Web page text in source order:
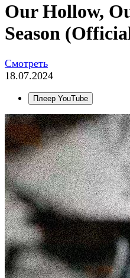
Our Hollow,
Season
Смотреть
18.07.2024
Плеер YouTube